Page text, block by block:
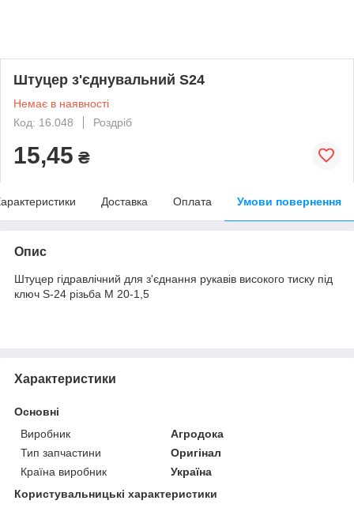
Штуцер з'єднувальний S24
Немає в наявності
Код: 16.048
Роздріб
15,45 ₴
Доставка Оплата Умови повернення
Опис
Штуцер гідравлічний для з'єднання рукавів високого тиску під
ключ S-24 різьба М 20-1,5
Характеристики
Основні
Виробник
Агродока
Тип запчастини
Оригінал
Країна виробник
Україна
Користувальницькі характеристики